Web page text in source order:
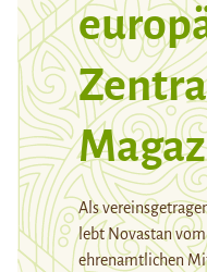
Als
lebt Novastan
ehrenamtlichen